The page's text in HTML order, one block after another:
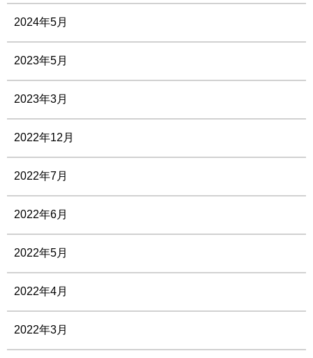
2024年5月
2023年5月
2023年3月
2022年12月
2022年7月
2022年6月
2022年5月
2022年4月
2022年3月